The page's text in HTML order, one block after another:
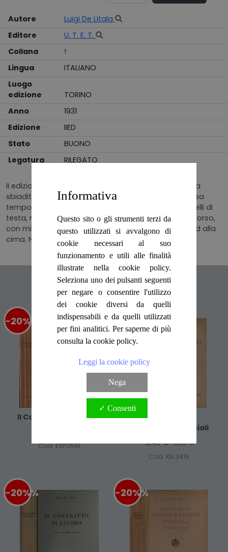
Autore
Luigi De Litala
Editore
U. T. E. T.
Collana
!
Lingua
ITALIANO
Luogo
edizione
TORINO
Anno
1931
Edizione
IIED
Stato
BUONO
Legatura
RILEGATO
II edizione interamente riveduta, firma appartenenza
sbiadita al frontespizio, pagine brunite ai bordi causa
tempo, ingialliti i tagli, impolverati e con fioritura quelli di
testa, rilegatura in tutta tela editoriale, sbiadita al dorso,
con minuta fioritura, lievi segni di usura alle punte ed alla
cima. Numero pagine 496
Articoli suggeriti
-20%%
Il Contratto Di Lavoro
Cod. EXP2591
-20% %
Diritto Delle
Assicurazioni Sociali
6,40 € 8,00 €
Cod. KEL3418
-20%% -20%%
Informativa
Questo sito o gli strumenti terzi da
questo utilizzati si avvalgono di
cookie necessari al suo
funzionamento e utili alle finalità
illustrate nella cookie policy.
Seleziona uno dei pulsanti seguenti
per negare o consentire l'utilizzo
dei cookie diversi da quelli
indispensabili e da quelli utilizzati
per fini analitici. Per saperne di più
consulta la cookie policy.
Leggi la cookie policy
Nega
✓ Consenti